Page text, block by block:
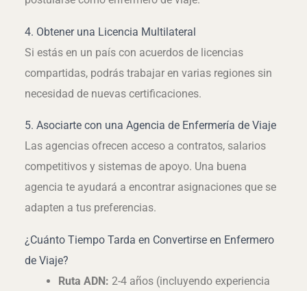
4. Obtener una Licencia Multilateral
Si estás en un país con acuerdos de licencias
compartidas, podrás trabajar en varias regiones sin
necesidad de nuevas certificaciones.
5. Asociarte con una Agencia de Enfermería de Viaje
Las agencias ofrecen acceso a contratos, salarios
competitivos y sistemas de apoyo. Una buena
agencia te ayudará a encontrar asignaciones que se
adapten a tus preferencias.
¿Cuánto Tiempo Tarda en Convertirse en Enfermero
de Viaje?
Ruta ADN: 2-4 años (incluyendo experiencia